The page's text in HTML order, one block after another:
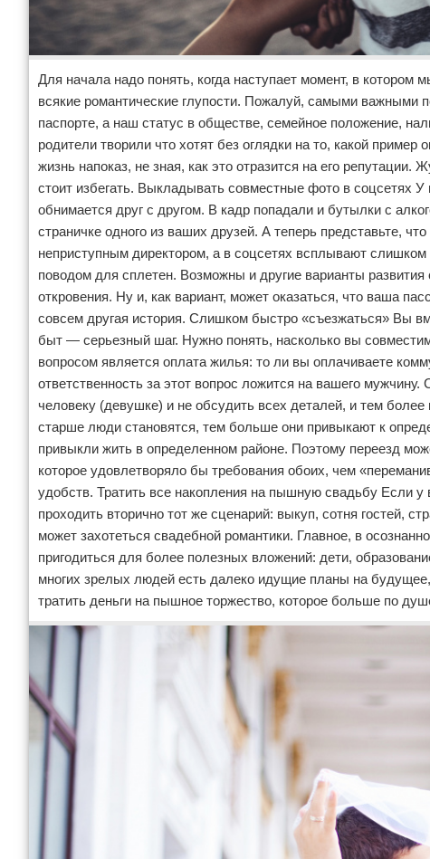
Для начала надо понять, когда наступает момент, в
всякие романтические глупости. Пожалуй, самыми важными
паспорте, а наш статус в обществе, семейное положение,
родители творили что хотят без оглядки на то, какой
жизнь напоказ, не зная, как это отразится на его
стоит избегать. Выкладывать совместные фото в соцсетях
обнимается друг с другом. В кадр попадали и бутылки с
страничке одного из ваших друзей. А теперь представьте,
неприступным директором, а в соцсетях всплывают
поводом для сплетен. Возможны и другие варианты
откровения. Ну и, как вариант, может оказаться, что ваша
совсем другая история. Слишком быстро «съезжаться» Вы
быт — серьезный шаг. Нужно понять, насколько вы
вопросом является оплата жилья: то ли вы оплачиваете
ответственность за этот вопрос ложится на вашего
человеку (девушке) и не обсудить всех деталей, и тем
старше люди становятся, тем больше они привыкают к
привыкли жить в определенном районе. Поэтому переезд
которое удовлетворяло бы требования обоих, чем
удобств. Тратить все накопления на пышную свадьбу Если
проходить вторично тот же сценарий: выкуп, сотня гостей,
может захотеться свадебной романтики. Главное, в
пригодиться для более полезных вложений: дети,
многих зрелых людей есть далеко идущие планы на
тратить деньги на пышное торжество, которое больше по